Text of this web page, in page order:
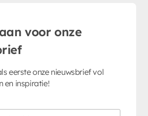
voor onze
eerste onze nieuwsbrief vol
en inspiratie!